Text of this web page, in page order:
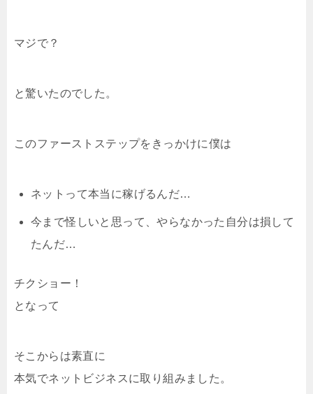
マジで？
と驚いたのでした。
このファーストステップをきっかけに僕は
ネットって本当に稼げるんだ…
今まで怪しいと思って、やらなかった自分は損して
たんだ…
チクショー！
となって
そこからは素直に
本気でネットビジネスに取り組みました。